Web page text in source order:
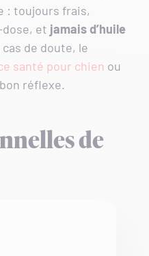
: toujours frais,
et jamais d’huile
cas de doute, le
santé pour chien ou
réflexe.
de